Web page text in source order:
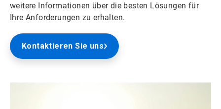
weitere Informationen über die besten Lösungen für
Ihre Anforderungen zu erhalten.
Kontaktieren Sie uns